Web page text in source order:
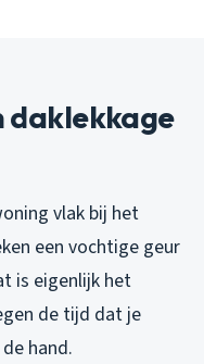
daklekkage
vlak bij het
een vochtige geur
is eigenlijk het
de tijd dat je
hand.